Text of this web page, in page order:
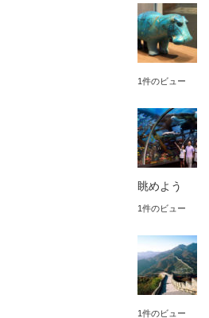
1件のビュー
眺めよう
1件のビュー
1件のビュー